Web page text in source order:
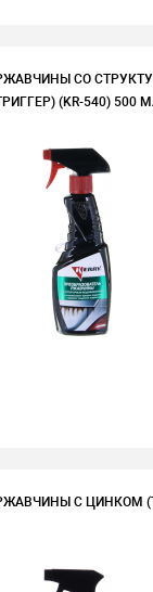
СО
(KR-540) 500 МЛ
С ЦИНКОМ